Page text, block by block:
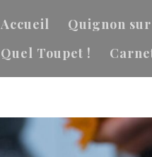
Accueil Quignon sur
Quel Toupet !